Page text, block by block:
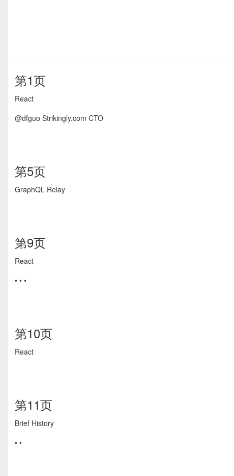
第1页
React
@dfguo Strikingly.com CTO
第5页
GraphQL Relay
第9页
React
• • •
第10页
React
第11页
Brief History
• •